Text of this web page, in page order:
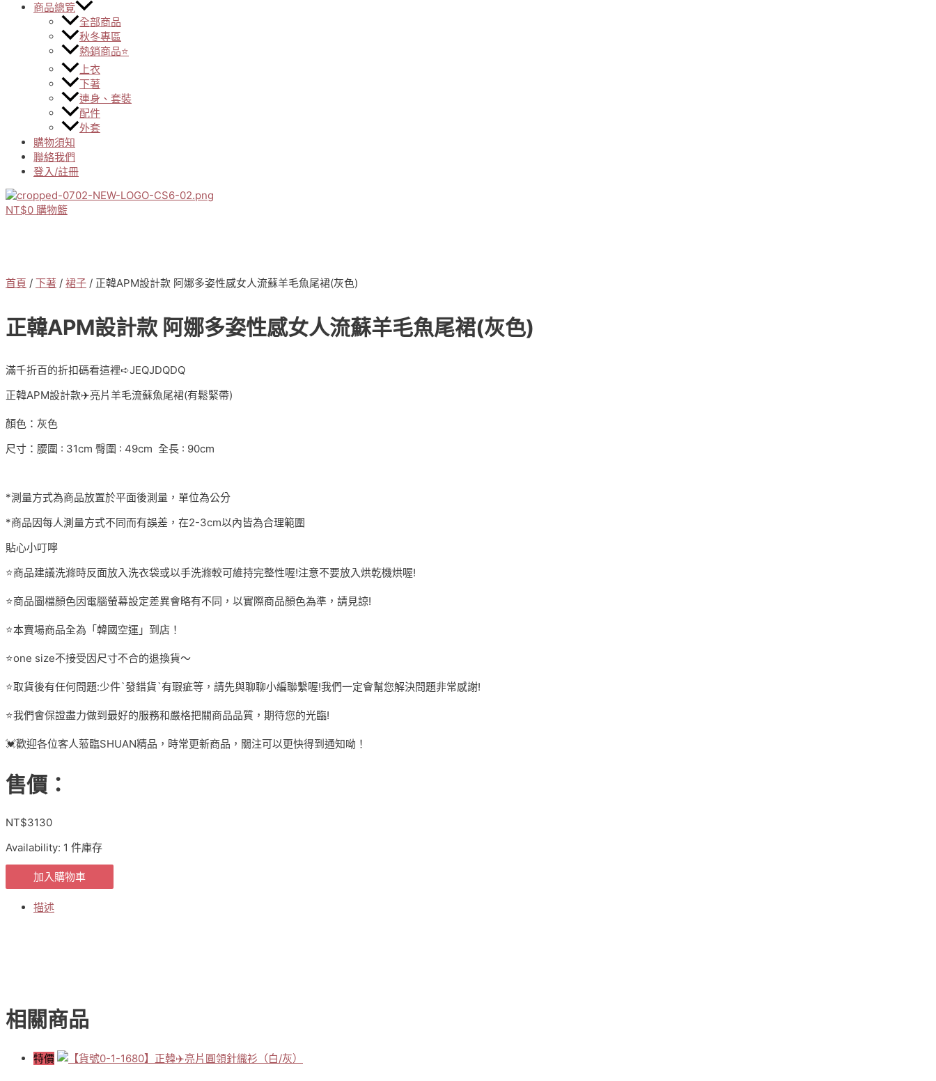
商品總覽
全部商品
秋冬專區
熱銷商品⭐
上衣
下著
連身、套裝
配件
外套
購物須知
聯絡我們
登入/註冊
NT$0 購物籃
首頁 / 下著 / 裙子 / 正韓APM設計款 阿娜多姿性感女人流蘇羊毛魚尾裙(灰色)
正韓APM設計款 阿娜多姿性感女人流蘇羊毛魚尾裙(灰色)
滿千折百的折扣碼看這裡➪JEQJDQDQ
正韓APM設計款✈️亮片羊毛流蘇魚尾裙(有鬆緊帶)
顏色：灰色
尺寸：腰圍 : 31cm 臀圍 : 49cm 全長 : 90cm
*測量方式為商品放置於平面後測量，單位為公分
*商品因每人測量方式不同而有誤差，在2-3cm以內皆為合理範圍
貼心小叮嚀
⭐️商品建議洗滌時反面放入洗衣袋或以手洗滌較可維持完整性喔!注意不要放入烘乾機烘喔!
⭐️商品圖檔顏色因電腦螢幕設定差異會略有不同，以實際商品顏色為準，請見諒!
⭐️本賣場商品全為「韓國空運」到店！
⭐️one size不接受因尺寸不合的退換貨～
⭐️取貨後有任何問題:少件`發錯貨`有瑕疵等，請先與聊聊小編聯繫喔!我們一定會幫您解決問題非常感謝!
⭐️我們會保證盡力做到最好的服務和嚴格把關商品品質，期待您的光臨!
💓歡迎各位客人蒞臨SHUAN精品，時常更新商品，關注可以更快得到通知呦！
售價：
NT$3130
Availability: 1 件庫存
韓
性
感
加入購物車
描述
相關商品
特價